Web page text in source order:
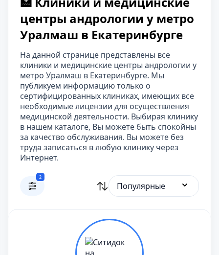
центры андрологии у метро
Уралмаш в Екатеринбурге
На данной странице представлены все
клиники и медицинские центры андрологии у
метро Уралмаш в Екатеринбурге. Мы
публикуем информацию только о
сертифицированных клиниках, имеющих все
необходимые лицензии для осуществления
медицинской деятельности. Выбирая клинику
в нашем каталоге, Вы можете быть спокойны
за качество обслуживания. Вы можете без
труда записаться в любую клинику через
Интернет.
2
Популярные